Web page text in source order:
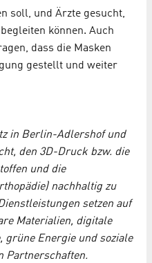
soll, und Ärzte gesucht,
können. Auch
dass die Masken
gestellt und weiter
in Berlin-Adlershof und
den 3D-Druck bzw. die
und die
nachhaltig zu
setzen auf
Materialien, digitale
grüne Energie und soziale
Partnerschaften.